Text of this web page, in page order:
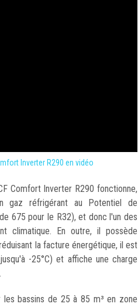
Inverter R290 en vidéo
Comfort Inverter R290 fonctionne,
gaz réfrigérant au Potentiel de
675 pour le R32), et donc l'un des
climatique. En outre, il possède
la facture énergétique, il est
-25°C) et affiche une charge
bassins de 25 à 85 m³ en zone